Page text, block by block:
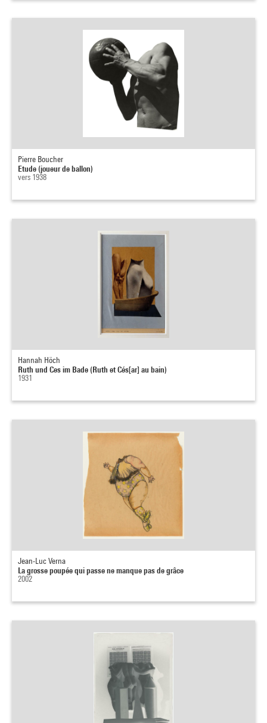
Pierre Boucher
Etude (joueur de ballon)
vers 1938
Hannah Höch
Ruth und Ces im Bade (Ruth et Cés[ar] au bain)
1931
Jean-Luc Verna
La grosse poupée qui passe ne manque pas de grâce
2002